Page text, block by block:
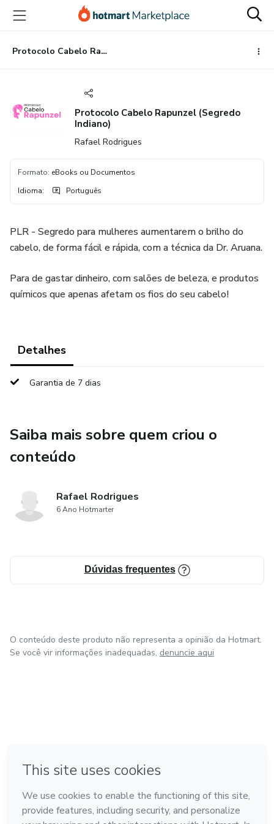
para
conteúdo
principal
para
pagamento
para
rodapé
Protocolo Cabelo Rapunzel (Segredo Indiano)
Protocolo Cabelo Rapunzel (Segredo
Indiano)
Rafael Rodrigues
Formato: eBooks ou Documentos
Idioma: Português
PLR - Segredo para mulheres aumentarem o brilho do
cabelo, de forma fácil e rápida, com a técnica da Dr. Aruana.
Para de gastar dinheiro, com salões de beleza, e produtos
químicos que apenas afetam os fios do seu cabelo!
Detalhes
Garantia de 7 dias
Saiba mais sobre quem criou o
conteúdo
Rafael Rodrigues
6 Ano Hotmarter
Dúvidas frequentes
O conteúdo deste produto não representa a opinião da Hotmart.
Se você vir informações inadequadas, denuncie aqui
Feito com ❤ na Cidade do México